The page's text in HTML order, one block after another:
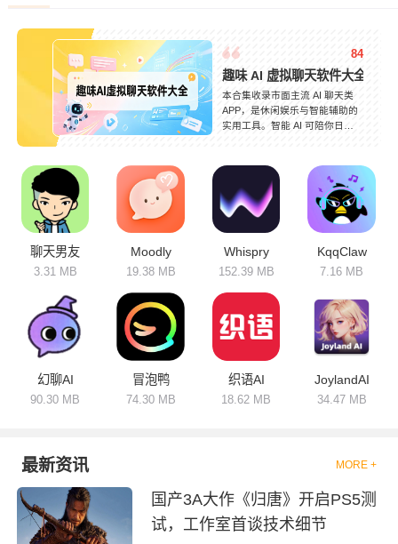
84
趣味 AI 虚拟聊天软件大全
本合集收录市面主流 AI 聊天类
APP，是休闲娱乐与智能辅助的
实用工具。智能 AI 可陪你日常
话、情绪陪伴等多种玩法，对话
自然流畅，风格灵活多变。不同
软件各有特色，有的主打趣味人
设互动，有的专注知识问答、文
案创作，还有的擅长情绪疏导、
脑洞交流。操作简单，随时开启
对话，不管是闲暇打发时间、寻
求创意灵感，还是学习解惑、舒
缓心情，都能轻松满足，体验智
能互动带来的全新乐趣。
聊天男友
3.31 MB
Moodly
19.38 MB
Whispry
152.39 MB
KqqClaw
7.16 MB
幻聊AI
90.30 MB
冒泡鸭
74.30 MB
织语AI
18.62 MB
JoylandAI
34.47 MB
最新资讯 MORE +
国产3A大作《归唐》开启PS5测
试，工作室首谈技术细节